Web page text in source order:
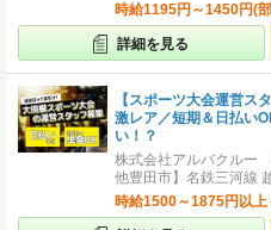
時給1195円～1450円(
詳細を見る
【スポーツ大会運営スタ
激レア／短期＆日払い
い！？
株式会社アルバクル
他豊田市】名鉄三河線
時給1500～1875円以上